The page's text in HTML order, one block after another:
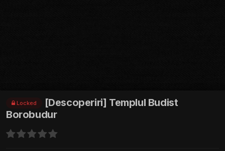
Locked
[Descoperiri] Templul Budist
Borobudur